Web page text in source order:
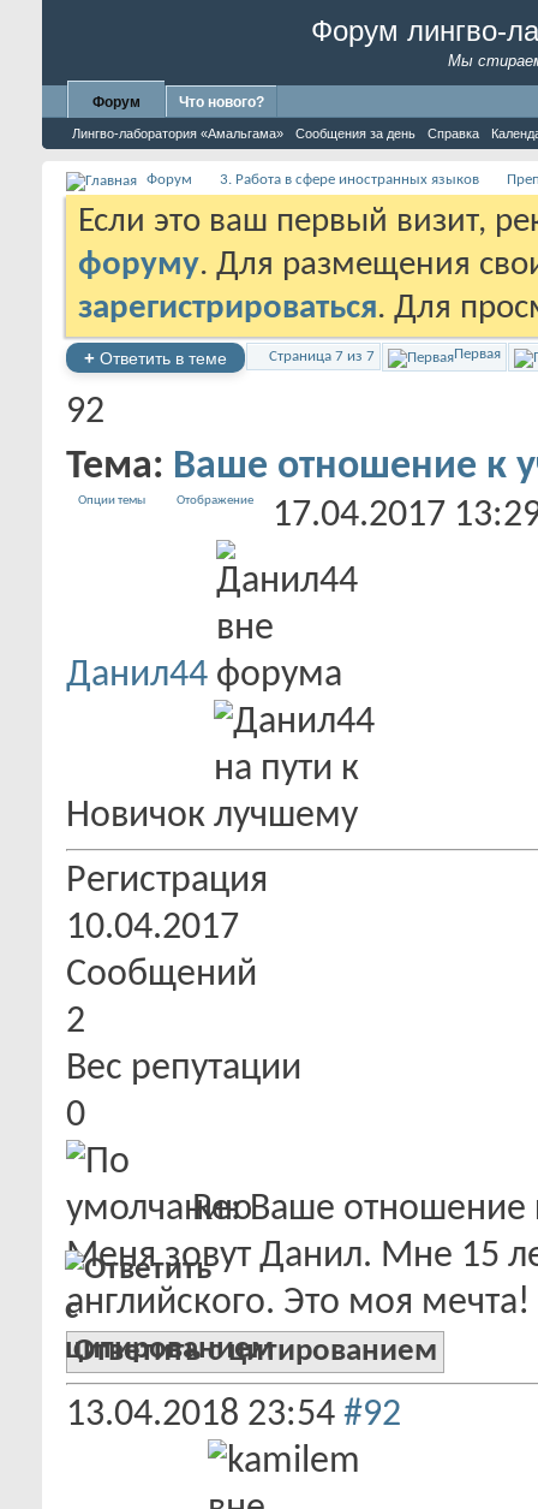
Форум лингво-
Мы
Форум
Лингво-лаборатория «Амальгама» Сообщения за день Справка
Что нового?
Форум 3. Работа в сфере иностранных языков
Если это ваш первый визит,
форуму. Для размещения
зарегистрироваться. Для
+ Ответить в теме Страница 7 из 7 Первая
92
Тема: Ваше отношение к
Опции темы Отображение 17.04.2017
Данил44
Новичок
Регистрация
10.04.2017
Сообщений
2
Вес репутации
0
Re: Ваше отношение
Меня зовут Данил. Мне 15
английского. Это моя мечта!
Ответить с цитированием
13.04.2018 23:54 #92